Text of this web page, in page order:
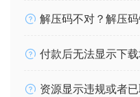
解压码不对？解压码
付款后无法显示下
资源显示违规或者